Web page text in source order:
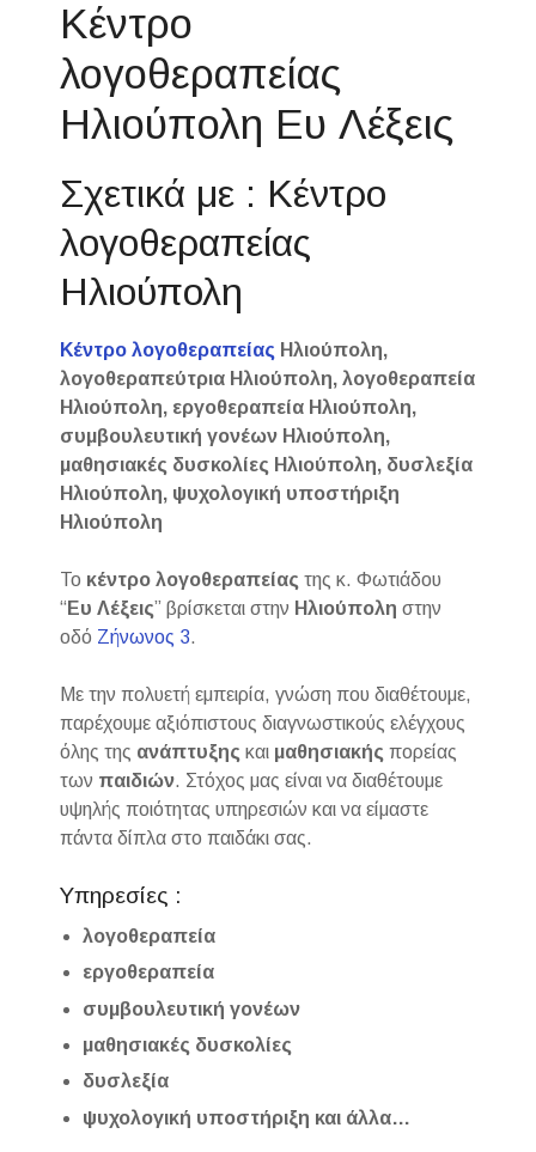
Κέντρο
λογοθεραπείας
Ηλιούπολη Ευ Λέξεις
Σχετικά με : Κέντρο
λογοθεραπείας
Ηλιούπολη
Κέντρο λογοθεραπείας Ηλιούπολη,
λογοθεραπεύτρια Ηλιούπολη, λογοθεραπεία
Ηλιούπολη, εργοθεραπεία Ηλιούπολη,
συμβουλευτική γονέων Ηλιούπολη,
μαθησιακές δυσκολίες Ηλιούπολη, δυσλεξία
Ηλιούπολη, ψυχολογική υποστήριξη
Ηλιούπολη
Το κέντρο λογοθεραπείας της κ. Φωτιάδου
“ Ευ Λέξεις” βρίσκεται στην Ηλιούπολη στην
οδό Ζήνωνος 3.
Με την πολυετή εμπειρία, γνώση που διαθέτουμε,
παρέχουμε αξιόπιστους διαγνωστικούς ελέγχους
όλης της ανάπτυξης και μαθησιακής πορείας
των παιδιών. Στόχος μας είναι να διαθέτουμε
υψηλής ποιότητας υπηρεσιών και να είμαστε
πάντα δίπλα στο παιδάκι σας.
Υπηρεσίες :
λογοθεραπεία
εργοθεραπεία
συμβουλευτική γονέων
μαθησιακές δυσκολίες
δυσλεξία
ψυχολογική υποστήριξη και άλλα…